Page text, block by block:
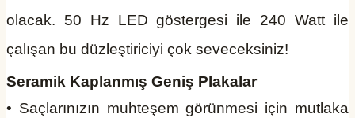
olacak. 50 Hz LED göstergesi ile 240 Watt ile
çalışan bu düzleştiriciyi çok seveceksiniz!
Seramik Kaplanmış Geniş Plakalar
• Saçlarınızın muhteşem görünmesi için mutlaka